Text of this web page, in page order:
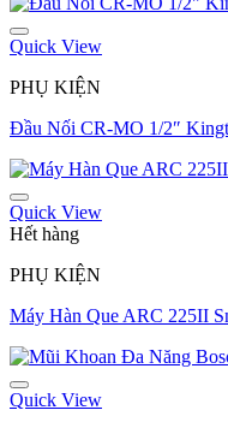
Quick View
PHỤ KIỆN
Đầu Nối CR-MO 1/2″
Quick View
Hết hàng
PHỤ KIỆN
Máy Hàn Que ARC 225II
Quick View